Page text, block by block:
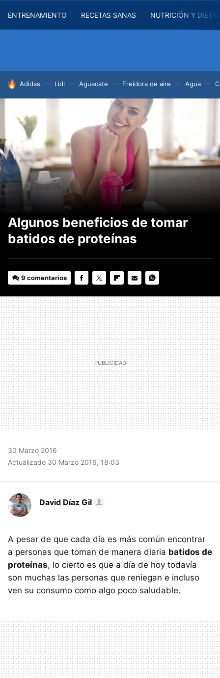
ENTRENAMIENTO RECETAS SANAS NUTRICIÓN Y
HOY SE HABLA DE
Adidas Lidl Aguacate Freidora de aire Agua
Algunos beneficios de tomar
batidos de proteínas
9 comentarios
MAIL
30 Marzo 2016
Actualizado 30 Marzo 2016, 18:03
David Díaz Gil
A pesar de que cada día es más común encontrar
a personas que toman de manera diaria batidos de
proteínas, lo cierto es que a día de hoy todavía
son muchas las personas que reniegan e incluso
ven su consumo como algo poco saludable.